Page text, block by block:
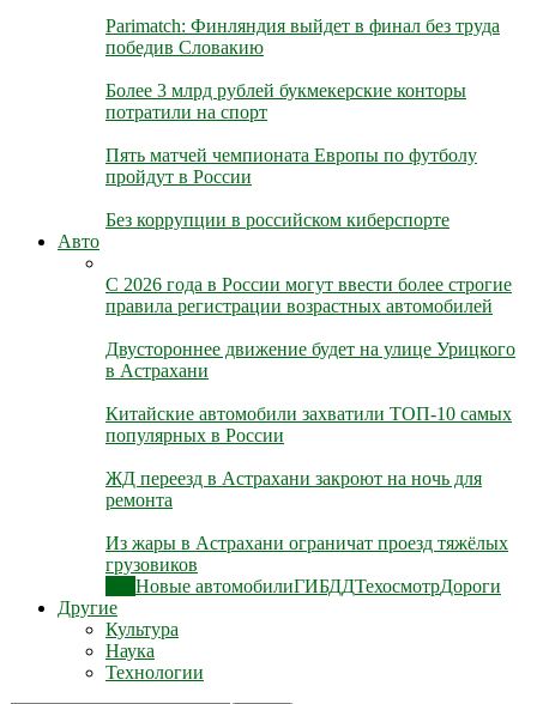
Parimatch: Финляндия выйдет в финал без труда
победив Словакию
Более 3 млрд рублей букмекерские конторы
потратили на спорт
Пять матчей чемпионата Европы по футболу
пройдут в России
Без коррупции в российском киберспорте
Авто
С 2026 года в России могут ввести более строгие
правила регистрации возрастных автомобилей
Двустороннее движение будет на улице Урицкого
в Астрахани
Китайские автомобили захватили ТОП-10 самых
популярных в России
ЖД переезд в Астрахани закроют на ночь для
ремонта
Из жары в Астрахани ограничат проезд тяжёлых
грузовиков
Новые автомобилиГИБДДТехосмотрДороги
Другие
Культура
Наука
Технологии